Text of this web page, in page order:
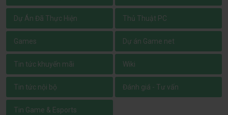
Dự Án Đã Thực Hiện Thủ Thuật PC
Games Dự án Game net
Tin tức khuyến mãi Wiki
Tin tức nội bộ Đánh giá - Tư vấn
Tin Game & Esports